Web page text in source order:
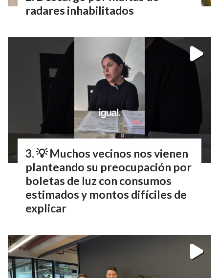
radares inhabilitados
💡 Muchos vecinos nos vienen
planteando su preocupación por
boletas de luz con consumos
estimados y montos difíciles de
explicar